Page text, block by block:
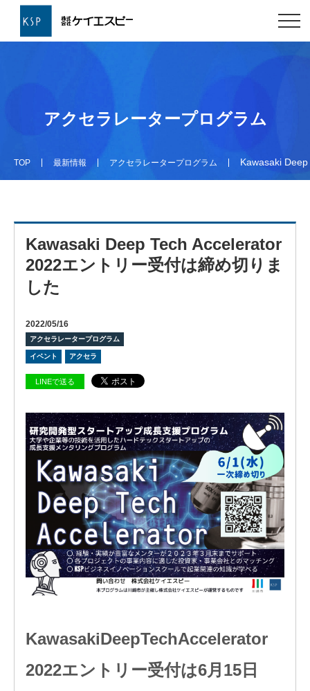
ビ
ン
会
社
概
ロー
バル
ネッ
ト
ワー
ク
株式
エス
ピー
ゆみ
TOP 最新情報 アクセラレータープログラム Kawasaki
アクセラレータープログラム
Kawasaki Deep Tech Accelerator
2022エントリー受付は締め切りま
した
2022/05/16
アクセラレータープログラム
イベント アクセラ
LINEで送る
KawasakiDeepTechAccelerator
2022エントリー受付は6月15日